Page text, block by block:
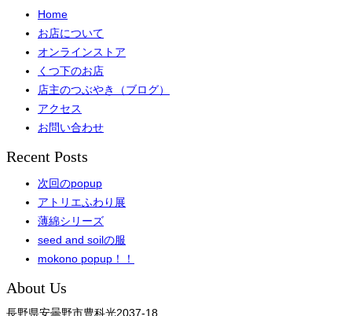
Home
お店について
オンラインストア
くつ下のお店
店主のつぶやき（ブログ）
アクセス
お問い合わせ
Recent Posts
次回のpopup
アトリエふわり展
薄綿シリーズ
seed and soilの服
mokono popup！！
About Us
長野県安曇野市豊科光2037-18